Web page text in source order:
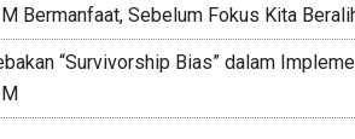
Bermanfaat, Sebelum Fokus Kita
“Survivorship Bias” dalam